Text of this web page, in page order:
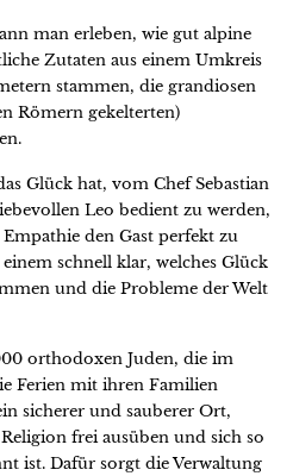
man erleben, wie gut alpine
Zutaten aus einem Umkreis
stammen, die grandiosen
Römern gekelterten)
Glück hat, vom Chef Sebastian
Leo bedient zu werden,
den Gast perfekt zu
schnell klar, welches Glück
und die Probleme der Welt
orthodoxen Juden, die im
Ferien mit ihren Familien
sicherer und sauberer Ort,
frei ausüben und sich so
ist. Dafür sorgt die Verwaltung